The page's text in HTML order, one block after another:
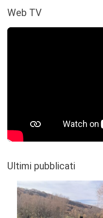
Web TV
Ultimi pubblicati